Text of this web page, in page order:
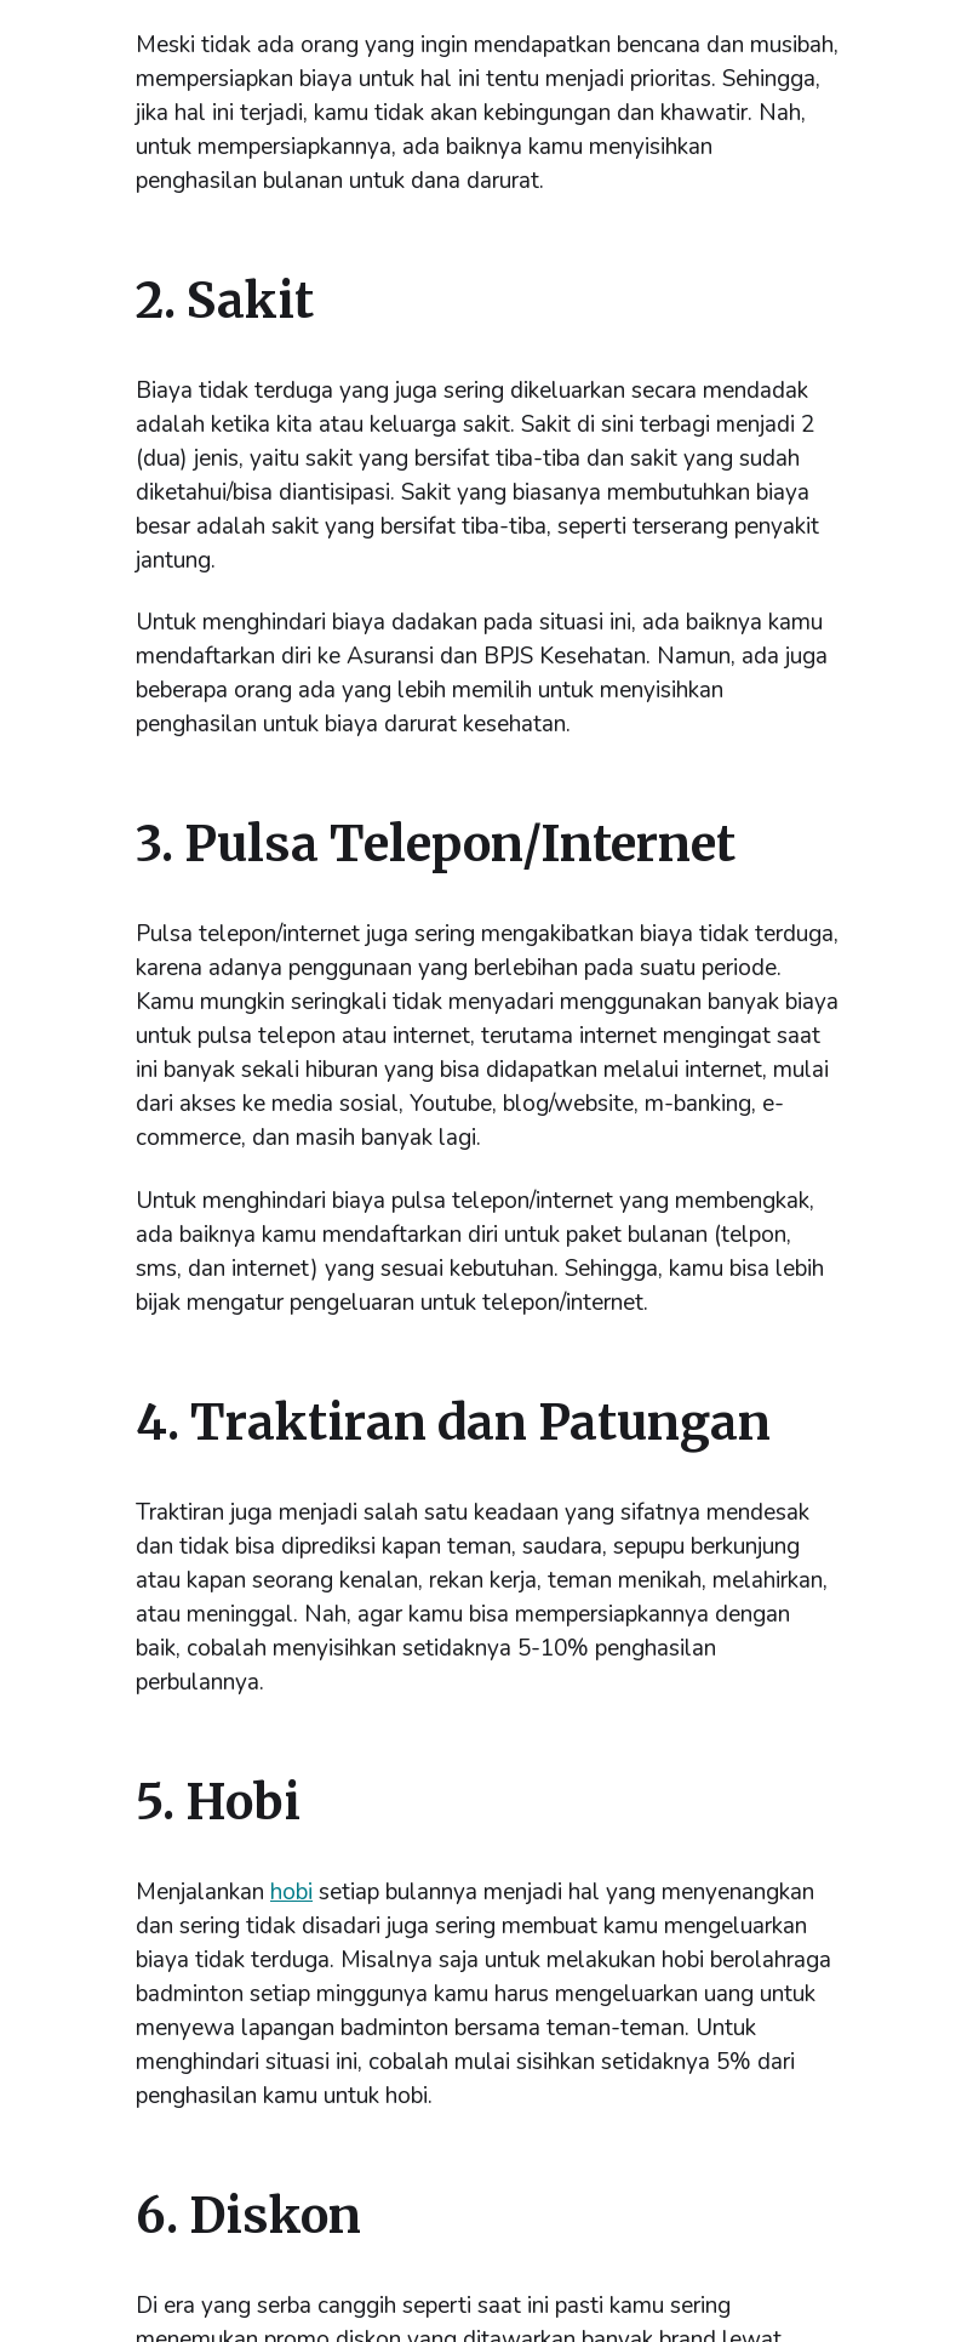
Meski tidak ada orang yang ingin mendapatkan bencana dan musibah,
mempersiapkan biaya untuk hal ini tentu menjadi prioritas. Sehingga,
jika hal ini terjadi, kamu tidak akan kebingungan dan khawatir. Nah,
untuk mempersiapkannya, ada baiknya kamu menyisihkan
penghasilan bulanan untuk dana darurat.
2. Sakit
Biaya tidak terduga yang juga sering dikeluarkan secara mendadak
adalah ketika kita atau keluarga sakit. Sakit di sini terbagi menjadi 2
(dua) jenis, yaitu sakit yang bersifat tiba-tiba dan sakit yang sudah
diketahui/bisa diantisipasi. Sakit yang biasanya membutuhkan biaya
besar adalah sakit yang bersifat tiba-tiba, seperti terserang penyakit
jantung.
Untuk menghindari biaya dadakan pada situasi ini, ada baiknya kamu
mendaftarkan diri ke Asuransi dan BPJS Kesehatan. Namun, ada juga
beberapa orang ada yang lebih memilih untuk menyisihkan
penghasilan untuk biaya darurat kesehatan.
3. Pulsa Telepon/Internet
Pulsa telepon/internet juga sering mengakibatkan biaya tidak terduga,
karena adanya penggunaan yang berlebihan pada suatu periode.
Kamu mungkin seringkali tidak menyadari menggunakan banyak biaya
untuk pulsa telepon atau internet, terutama internet mengingat saat
ini banyak sekali hiburan yang bisa didapatkan melalui internet, mulai
dari akses ke media sosial, Youtube, blog/website, m-banking, e-
commerce, dan masih banyak lagi.
Untuk menghindari biaya pulsa telepon/internet yang membengkak,
ada baiknya kamu mendaftarkan diri untuk paket bulanan (telpon,
sms, dan internet) yang sesuai kebutuhan. Sehingga, kamu bisa lebih
bijak mengatur pengeluaran untuk telepon/internet.
4. Traktiran dan Patungan
Traktiran juga menjadi salah satu keadaan yang sifatnya mendesak
dan tidak bisa diprediksi kapan teman, saudara, sepupu berkunjung
atau kapan seorang kenalan, rekan kerja, teman menikah, melahirkan,
atau meninggal. Nah, agar kamu bisa mempersiapkannya dengan
baik, cobalah menyisihkan setidaknya 5-10% penghasilan
perbulannya.
5. Hobi
Menjalankan hobi setiap bulannya menjadi hal yang menyenangkan
dan sering tidak disadari juga sering membuat kamu mengeluarkan
biaya tidak terduga. Misalnya saja untuk melakukan hobi berolahraga
badminton setiap minggunya kamu harus mengeluarkan uang untuk
menyewa lapangan badminton bersama teman-teman. Untuk
menghindari situasi ini, cobalah mulai sisihkan setidaknya 5% dari
penghasilan kamu untuk hobi.
6. Diskon
Di era yang serba canggih seperti saat ini pasti kamu sering